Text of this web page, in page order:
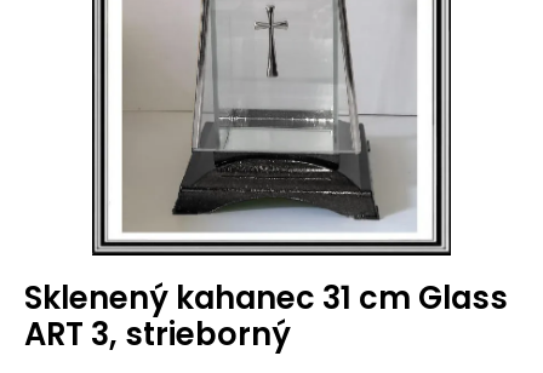
Sklenený kahanec 31 cm Glass
ART 3, strieborný